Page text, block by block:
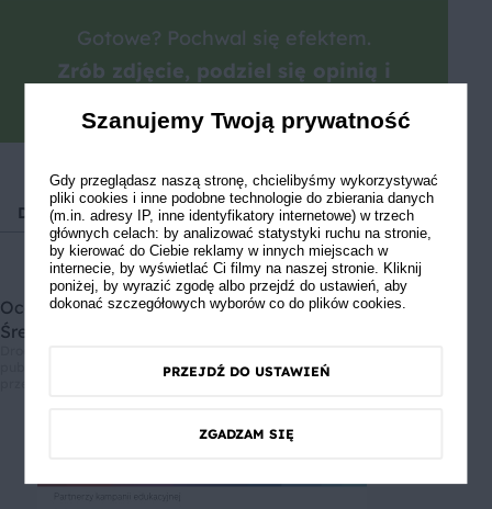
Gotowe? Pochwal się efektem.
Zrób zdjęcie, podziel się opinią i
Deser Romantyczna kolacja Płyty grzewcze
Oceń przepis
Średnia ocen: 0, Liczba ocen: 0
publikowane opinie pochodzą od konsumentów, którzy korzystali z
Szanujemy Twoją prywatność
Gdy przeglądasz naszą stronę, chcielibyśmy wykorzystywać
pliki cookies i inne podobne technologie do zbierania danych
(m.in. adresy IP, inne identyfikatory internetowe) w trzech
głównych celach: by analizować statystyki ruchu na stronie,
by kierować do Ciebie reklamy w innych miejscach w
internecie, by wyświetlać Ci filmy na naszej stronie. Kliknij
poniżej, by wyrazić zgodę albo przejdź do ustawień, aby
dokonać szczegółowych wyborów co do plików cookies.
PRZEJDŹ DO USTAWIEŃ
ZGADZAM SIĘ